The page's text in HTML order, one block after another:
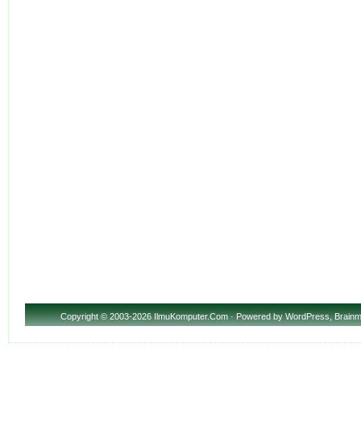
Copyright© 2003-2026 IlmuKomputer.Com · Powered byWordPress,